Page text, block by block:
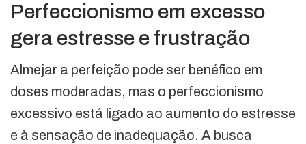
Perfeccionismo em excesso
gera estresse e frustração
Almejar a perfeição pode ser benéfico em
doses moderadas, mas o perfeccionismo
excessivo está ligado ao aumento do estresse
e à sensação de inadequação. A busca